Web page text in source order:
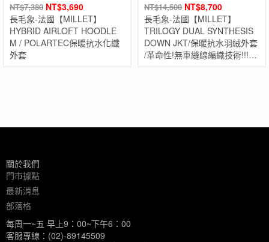
NT$7,380 NT$3,690
長毛象-法國【MILLET】
HYBRID AIRLOFT HOODLE
M / POLARTEC保暖抗水化纖
外套
NT$14,500 NT$8,700
長毛象-法國【MILLET】
TRILOGY DUAL SYNTHESIS
DOWN JKT/保暖抗水羽絨外套
/革命性!無車縫線編織技術!!!精
華-阿爾卑斯山三部曲限量系
關於我們
門市據點
最新消息
部落格
每周一~五 早上9：00~下午6：00
客服專線：(02)-89145509